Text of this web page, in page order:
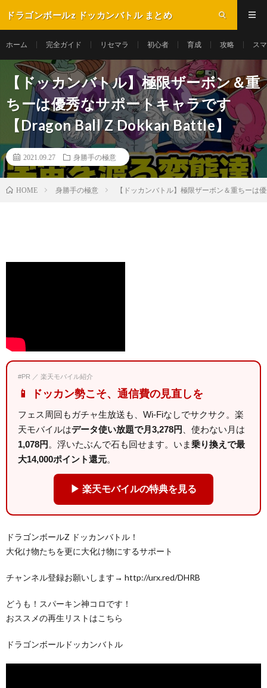
ドラゴンボールz ドッカンバトル まとめ
ホーム 完全ガイド リセマラ 初心者 育成 攻略 ス
【ドッカンバトル】極限ザーボン＆重
ちーは優秀なサポートキャラです
【Dragon Ball Z Dokkan Battle】
2021.09.27 身勝手の極意
HOME 身勝手の極意 【ドッカンバトル】極限ザーボン＆重ちーは
#PR ／ 楽天モバイル紹介
📱 ドッカン勢こそ、通信費の見直しを
フェス周回もガチャ生放送も、Wi-Fiなしでサクサク。楽
天モバイルはデータ使い放題で月3,278円
、使わない月は
1,078円 。浮いたぶんで石も回せます。いま乗り換えで最
大14,000ポイント還元。
▶ 楽天モバイルの特典を見る
ドラゴンボールZ ドッカンバトル！
大化け物たちを更に大化け物にするサポート
チャンネル登録お願いします→ http://urx.red/DHRB
どうも！スパーキン神コロです！
おススメの再生リストはこちら
ドラゴンボールドッカンバトル